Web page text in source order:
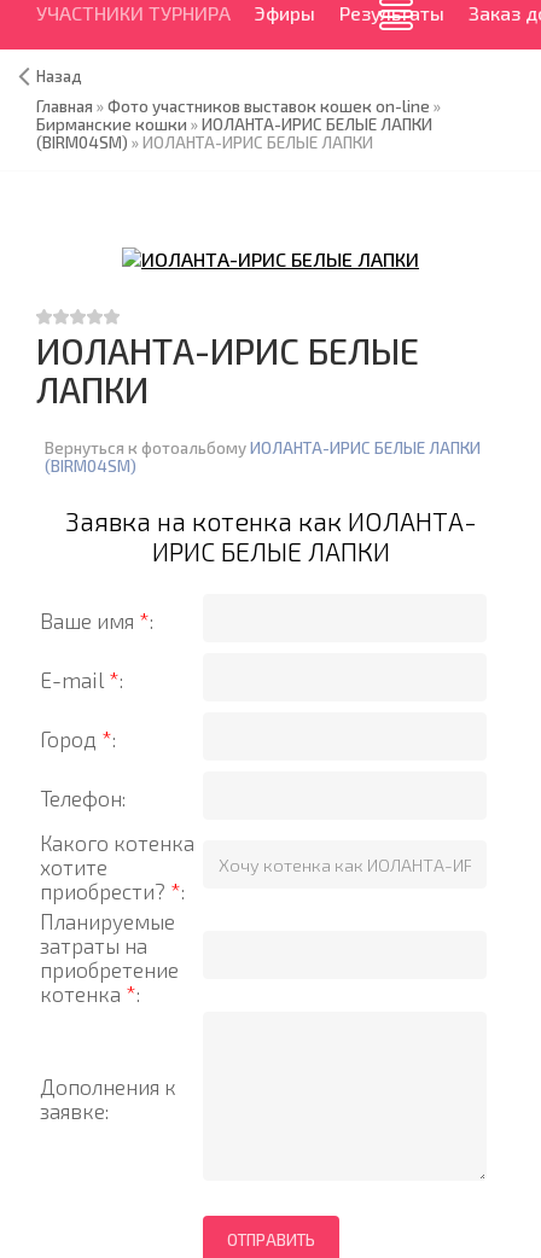
УЧАСТНИКИ ТУРНИРА Эфиры Результаты Заказ
Назад
Главная »Фото участников выставок кошек on-line »
Бирманские кошки »ИОЛАНТА-ИРИС БЕЛЫЕ ЛАПКИ
(BIRM04SM) » ИОЛАНТА-ИРИС БЕЛЫЕ ЛАПКИ
ИОЛАНТА-ИРИС БЕЛЫЕ
ЛАПКИ
Вернуться к фотоальбомуИОЛАНТА-ИРИС БЕЛЫЕ ЛАПКИ
(BIRM04SM)
Заявка на котенка как ИОЛАНТА-
ИРИС БЕЛЫЕ ЛАПКИ
Ваше имя *:
E-mail *:
Город *:
Телефон:
Какого котенка
хотите
приобрести? *:
Планируемые
затраты на
приобретение
котенка *:
Дополнения к
заявке: